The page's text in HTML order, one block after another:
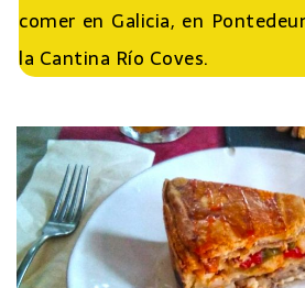
comer en Galicia, en
la Cantina Río Coves.